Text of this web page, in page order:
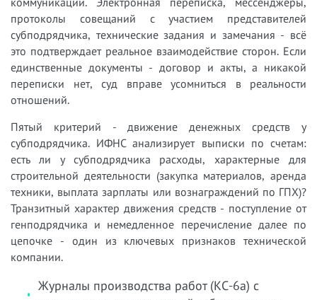
протоколы совещаний с участием представителей
субподрядчика, технические задания и замечания - всё
это подтверждает реальное взаимодействие сторон. Если
единственные документы - договор и акты, а никакой
переписки нет, суд вправе усомниться в реальности
отношений.
Пятый критерий - движение денежных средств у
субподрядчика. ИФНС анализирует выписки по счетам:
есть ли у субподрядчика расходы, характерные для
строительной деятельности (закупка материалов, аренда
техники, выплата зарплаты или вознаграждений по ГПХ)?
Транзитный характер движения средств - поступление от
генподрядчика и немедленное перечисление далее по
цепочке - один из ключевых признаков технической
компании.
Журналы производства работ (КС-6а) с